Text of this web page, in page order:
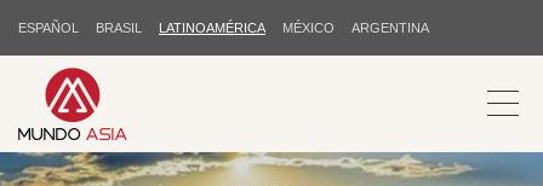
ESPAÑOL BRASIL LATINOAMÉRICA MÉXICO ARGENTINA